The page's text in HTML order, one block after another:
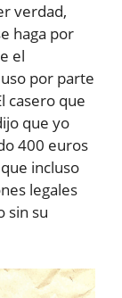
verdad,
haga por
el
por parte
casero que
que yo
400 euros
incluso
legales
sin su